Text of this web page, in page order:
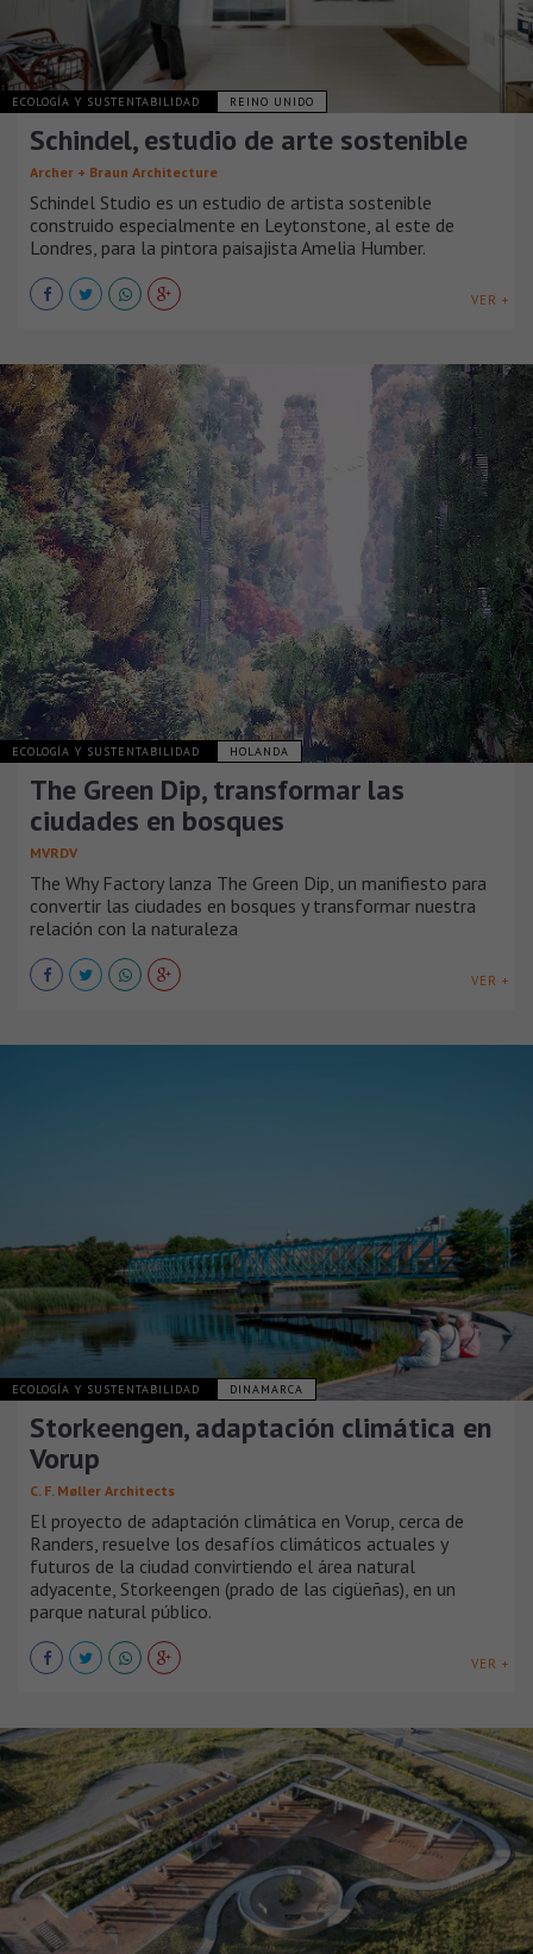
ECOLOGÍA Y SUSTENTABILIDAD REINO UNIDO
Schindel, estudio de arte sostenible
Archer + Braun Architecture
Schindel Studio es un estudio de artista sostenible
construido especialmente en Leytonstone, al este de
Londres, para la pintora paisajista Amelia Humber.
VER +
ECOLOGÍA Y SUSTENTABILIDAD HOLANDA
The Green Dip, transformar las
ciudades en bosques
MVRDV
The Why Factory lanza The Green Dip, un manifiesto para
convertir las ciudades en bosques y transformar nuestra
relación con la naturaleza
VER +
ECOLOGÍA Y SUSTENTABILIDAD DINAMARCA
Storkeengen, adaptación climática en
Vorup
C. F. Møller Architects
El proyecto de adaptación climática en Vorup, cerca de
Randers, resuelve los desafíos climáticos actuales y
futuros de la ciudad convirtiendo el área natural
adyacente, Storkeengen (prado de las cigüeñas), en un
parque natural público.
VER +